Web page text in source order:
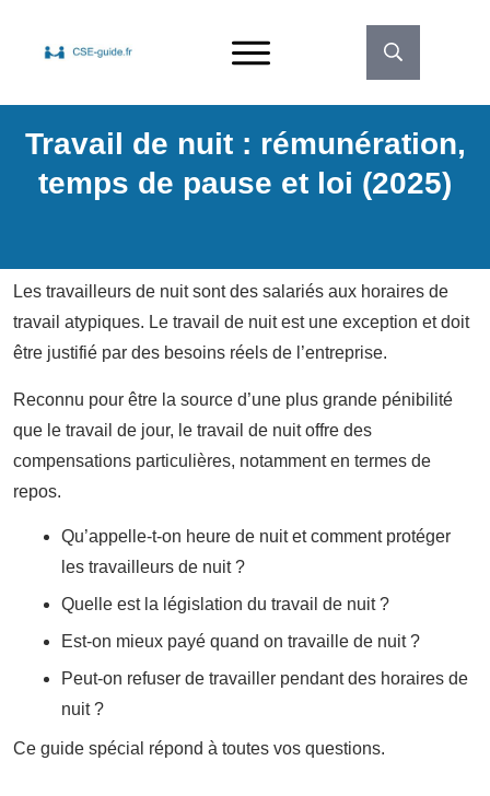
Travail de nuit : rémunération,
temps de pause et loi (2025)
Les travailleurs de nuit sont des salariés aux horaires de
travail atypiques. Le travail de nuit est une exception et doit
être justifié par des besoins réels de l’entreprise.
Reconnu pour être la source d’une plus grande pénibilité
que le travail de jour, le travail de nuit offre des
compensations particulières, notamment en termes de
repos.
Qu’appelle-t-on heure de nuit et comment protéger
les travailleurs de nuit ?
Quelle est la législation du travail de nuit ?
Est-on mieux payé quand on travaille de nuit ?
Peut-on refuser de travailler pendant des horaires de
nuit ?
Ce guide spécial répond à toutes vos questions.